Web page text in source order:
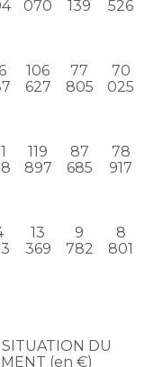
070
139
526
106
627
77
805
70
025
119
897
87
685
78
917
13
369
9
782
8
801
DU
(en €)